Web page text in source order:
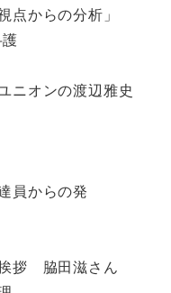
点からの分析」
ンの渡辺雅史
員からの発
滋さん